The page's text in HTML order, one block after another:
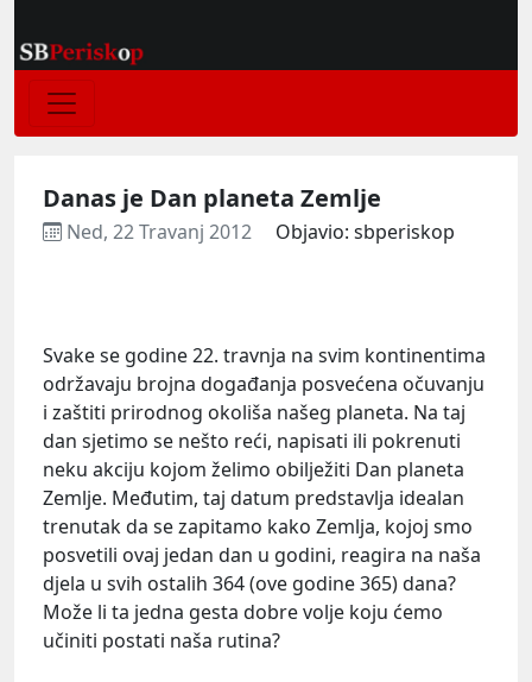
Danas je Dan planeta Zemlje
Ned, 22 Travanj 2012 Objavio: sbperiskop
Svake se godine 22. travnja na svim kontinentima
održavaju brojna događanja posvećena očuvanju
i zaštiti prirodnog okoliša našeg planeta. Na taj
dan sjetimo se nešto reći, napisati ili pokrenuti
neku akciju kojom želimo obilježiti Dan planeta
Zemlje. Međutim, taj datum predstavlja idealan
trenutak da se zapitamo kako Zemlja, kojoj smo
posvetili ovaj jedan dan u godini, reagira na naša
djela u svih ostalih 364 (ove godine 365) dana?
Može li ta jedna gesta dobre volje koju ćemo
učiniti postati naša rutina?